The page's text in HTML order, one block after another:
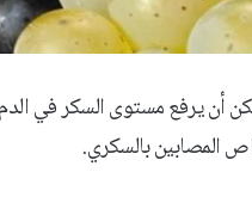
يرفع مستوى السكر في
المصابين بالسكري.